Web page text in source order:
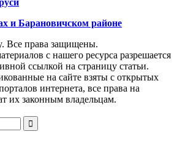
и Барановичском районе
Все права защищены.
с нашего ресурса разрешается
ссылкой на страницу статьи.
на сайте взяты с открытых
интернета, все права на
их законным владельцам.